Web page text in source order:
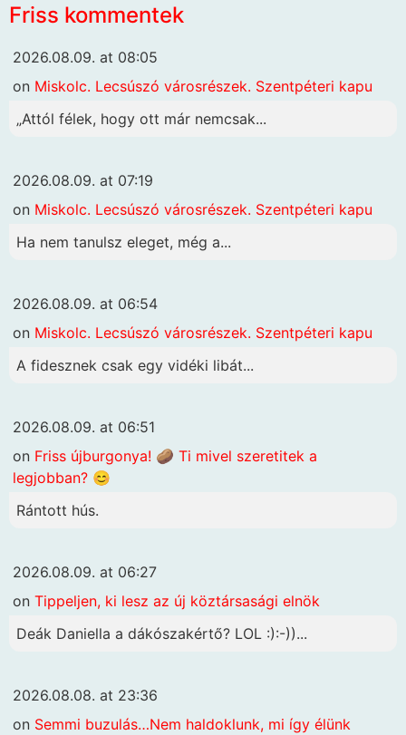
Friss kommentek
2026.08.09. at 08:05
on Miskolc. Lecsúszó városrészek. Szentpéteri kapu
„Attól félek, hogy ott már nemcsak...
2026.08.09. at 07:19
on Miskolc. Lecsúszó városrészek. Szentpéteri kapu
Ha nem tanulsz eleget, még a...
2026.08.09. at 06:54
on Miskolc. Lecsúszó városrészek. Szentpéteri kapu
A fidesznek csak egy vidéki libát...
2026.08.09. at 06:51
on Friss újburgonya! 🥔 Ti mivel szeretitek a
legjobban? 😊
Rántott hús.
2026.08.09. at 06:27
on Tippeljen, ki lesz az új köztársasági elnök
Deák Daniella a dákószakértő? LOL :):-))...
2026.08.08. at 23:36
on Semmi buzulás…Nem haldoklunk, mi így élünk